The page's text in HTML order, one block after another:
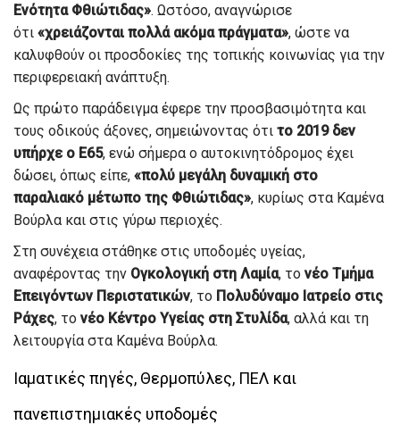
Ενότητα Φθιώτιδας». Ωστόσο, αναγνώρισε
ότι «χρειάζονται πολλά ακόμα πράγματα», ώστε να
καλυφθούν οι προσδοκίες της τοπικής κοινωνίας για την
περιφερειακή ανάπτυξη.
Ως πρώτο παράδειγμα έφερε την προσβασιμότητα και
τους οδικούς άξονες, σημειώνοντας ότι το 2019 δεν
υπήρχε ο Ε65, ενώ σήμερα ο αυτοκινητόδρομος έχει
δώσει, όπως είπε, «πολύ μεγάλη δυναμική στο
παραλιακό μέτωπο της Φθιώτιδας», κυρίως στα Καμένα
Βούρλα και στις γύρω περιοχές.
Στη συνέχεια στάθηκε στις υποδομές υγείας,
αναφέροντας την Ογκολογική στη Λαμία, το νέο Τμήμα
Επειγόντων Περιστατικών, το Πολυδύναμο Ιατρείο στις
Ράχες, το νέο Κέντρο Υγείας στη Στυλίδα, αλλά και τη
λειτουργία στα Καμένα Βούρλα.
Ιαματικές πηγές, Θερμοπύλες, ΠΕΛ και
πανεπιστημιακές υποδομές